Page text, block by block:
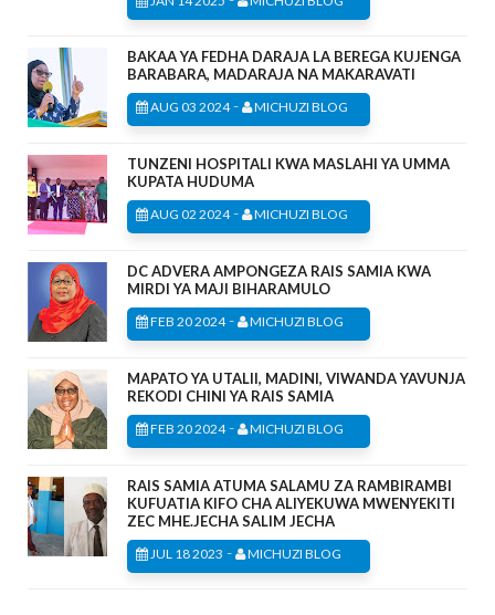
BAKAA YA FEDHA DARAJA LA BEREGA KUJENGA
BARABARA, MADARAJA NA MAKARAVATI
AUG 03 2024- MICHUZI BLOG
TUNZENI HOSPITALI KWA MASLAHI YA UMMA
KUPATA HUDUMA
AUG 02 2024- MICHUZI BLOG
DC ADVERA AMPONGEZA RAIS SAMIA KWA
MIRDI YA MAJI BIHARAMULO
FEB 20 2024- MICHUZI BLOG
MAPATO YA UTALII, MADINI, VIWANDA YAVUNJA
REKODI CHINI YA RAIS SAMIA
FEB 20 2024- MICHUZI BLOG
RAIS SAMIA ATUMA SALAMU ZA RAMBIRAMBI
KUFUATIA KIFO CHA ALIYEKUWA MWENYEKITI
ZEC MHE.JECHA SALIM JECHA
JUL 18 2023 - MICHUZI BLOG